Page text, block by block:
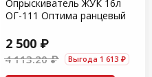
Опрыскиватель ЖУК 16л
ОГ-111 Оптима ранцевый
2 500 ₽
4 113.20 ₽ Выгода 1 613 ₽